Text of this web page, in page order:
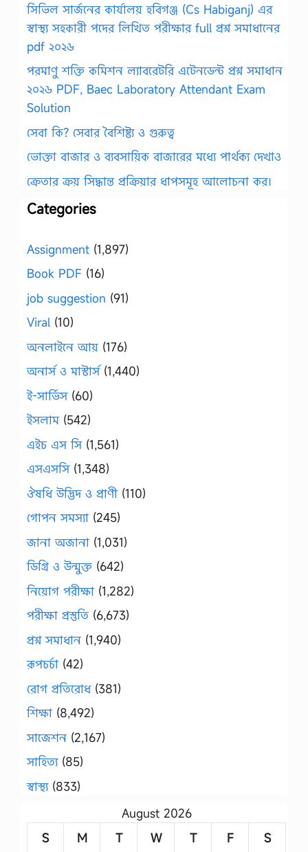
সিভিল সার্জনের কার্যালয় হবিগঞ্জ (Cs Habiganj) এর
স্বাস্থ্য সহকারী পদের লিখিত পরীক্ষার full প্রশ্ন সমাধানের
pdf ২০২৬
পরমাণু শক্তি কমিশন ল্যাবরেটরি এটেনডেন্ট প্রশ্ন সমাধান
২০২৬ PDF, Baec Laboratory Attendant Exam
Solution
সেবা কি? সেবার বৈশিষ্ট্য ও গুরুত্ব
ভোক্তা বাজার ও ব্যবসায়িক বাজারের মধ্যে পার্থক্য দেখাও
ক্রেতার ক্রয় সিদ্ধান্ত প্রক্রিয়ার ধাপসমূহ আলোচনা কর।
Categories
Assignment (1,897)
Book PDF (16)
job suggestion (91)
Viral (10)
অনলাইনে আয় (176)
অনার্স ও মাস্টার্স(1,440)
ই-সার্ভিস(60)
ইসলাম(542)
এইচ এস সি(1,561)
এসএসসি(1,348)
ঔষধি উদ্ভিদ ও প্রাণী (110)
গোপন সমস্যা (245)
জানা অজানা (1,031)
ডিগ্রি ও উন্মুক্ত (642)
নিয়োগ পরীক্ষা (1,282)
পরীক্ষা প্রস্তুতি (6,673)
প্রশ্ন সমাধান (1,940)
রূপচর্চা (42)
রোগ প্রতিরোধ(381)
শিক্ষা (8,492)
সাজেশন (2,167)
সাহিত্য(85)
স্বাস্থ্য(833)
August 2026
S
M T W T F S